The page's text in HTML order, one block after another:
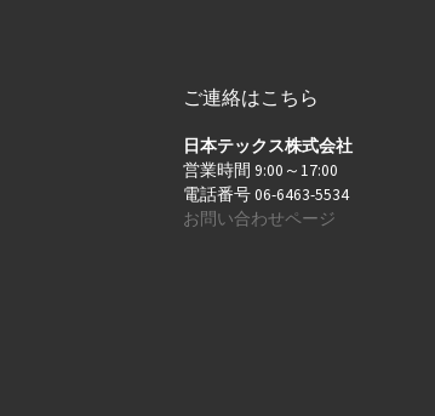
ご連絡はこちら
日本テックス株式会社
営業時間 9:00～17:00
電話番号 06-6463-5534
お問い合わせページ